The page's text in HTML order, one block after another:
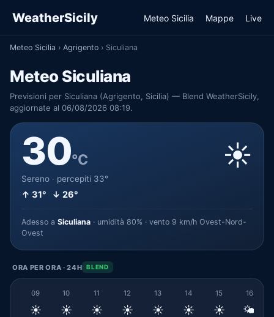
WeatherSicily Meteo Sicilia Mappe Live
Meteo Sicilia › Agrigento › Siculiana
Meteo Siculiana
Previsioni per Siculiana (Agrigento, Sicilia) — Blend WeatherSicily,
aggiornate al 06/08/2026 08:19.
30°C
Sereno · percepiti 33°
↑ 31° ↓ 26°
☀️
Adesso a Siculiana · umidità 80% · vento 9 km/h Ovest-Nord-
Ovest
ORA PER ORA · 24H BLEND
09
☀️
10
☀️
11
☀️
12
☀️
13
☀️
14
☀️
15
☀️
16
🌤️